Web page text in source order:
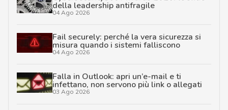
della leadership antifragile
04 Ago 2026
Fail securely: perché la vera sicurezza si
misura quando i sistemi falliscono
04 Ago 2026
Falla in Outlook: apri un’e-mail e ti
infettano, non servono più link o allegati
03 Ago 2026